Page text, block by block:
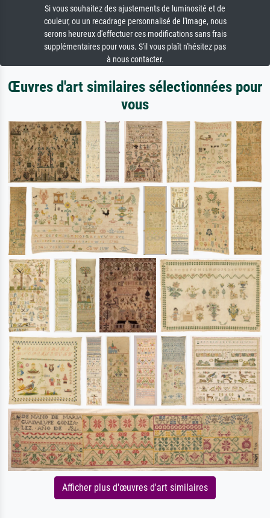
Si vous souhaitez des ajustements de luminosité et de
couleur, ou un recadrage personnalisé de l'image, nous
serons heureux d'effectuer ces modifications sans frais
supplémentaires pour vous. S'il vous plaît n'hésitez pas
à nous contacter.
Œuvres d'art similaires sélectionnées pour
vous
Afficher plus d'œuvres d'art similaires